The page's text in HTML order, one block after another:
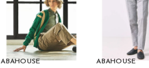
ABAHOUSE ABAHOUSE